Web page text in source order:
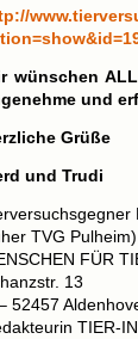
wünschen
und
Grüße
und Trudi
TVG Pulheim)
FÜR
13
52457
TIER-